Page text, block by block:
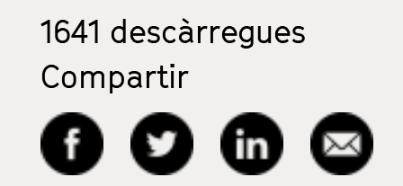
1641 descàrregues
Compartir